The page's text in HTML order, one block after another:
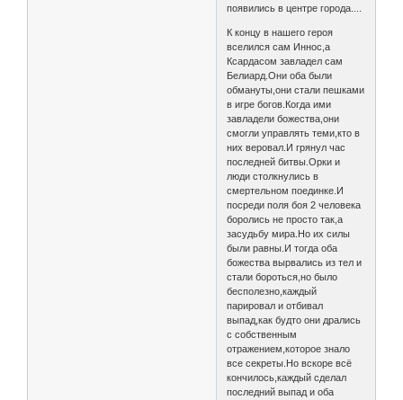
появились в центре города....
К концу в нашего героя
вселился сам Иннос,а
Ксардасом завладел сам
Белиард.Они оба были
обмануты,они стали пешками
в игре богов.Когда ими
завладели божества,они
смогли управлять теми,кто в
них веровал.И грянул час
последней битвы.Орки и
люди столкнулись в
смертельном поединке.И
посреди поля боя 2 человека
боролись не просто так,а
засудьбу мира.Но их силы
были равны.И тогда оба
божества вырвались из тел и
стали бороться,но было
бесполезно,каждый
парировал и отбивал
выпад,как будто они дрались
с собственным
отражением,которое знало
все секреты.Но вскоре всё
кончилось,каждый сделал
последний выпад и оба